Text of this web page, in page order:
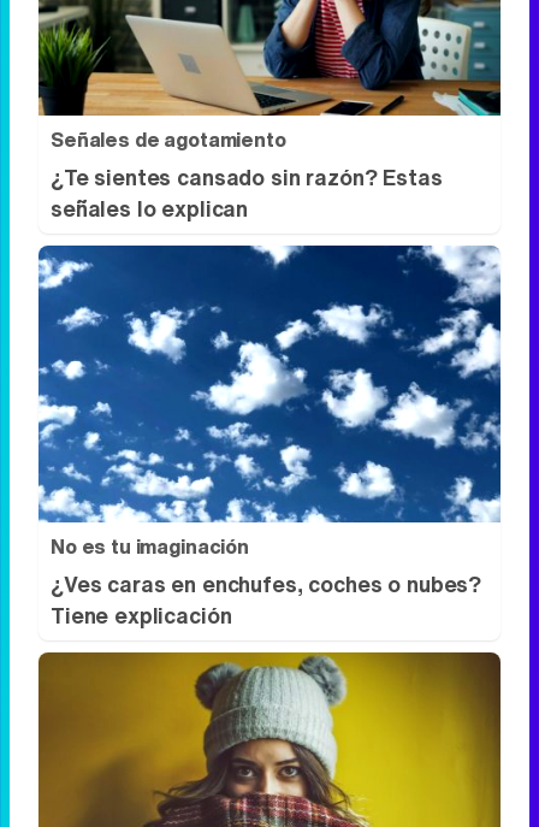
Señales de agotamiento
¿Te sientes cansado sin razón? Estas
señales lo explican
No es tu imaginación
¿Ves caras en enchufes, coches o nubes?
Tiene explicación